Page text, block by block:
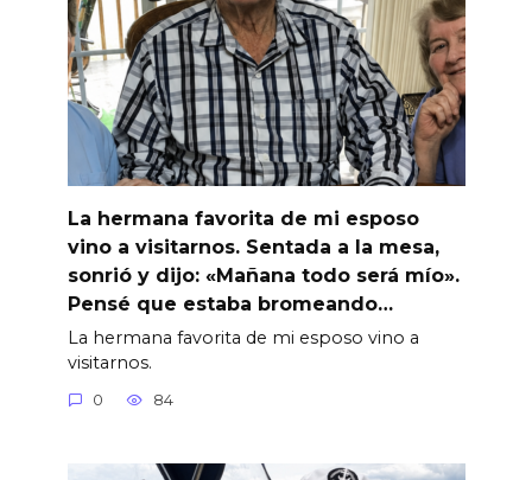
La hermana favorita de mi esposo
vino a visitarnos. Sentada a la mesa,
sonrió y dijo: «Mañana todo será mío».
Pensé que estaba bromeando…
La hermana favorita de mi esposo vino a
visitarnos.
0 84